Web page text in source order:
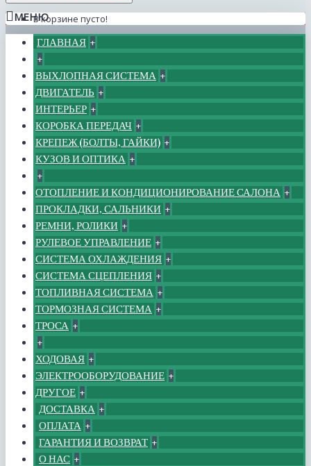
В корзине пусто!
МЕНЮ
ГЛАВНАЯ +
+
ВЫХЛОПНАЯ СИСТЕМА +
ДВИГАТЕЛЬ +
ИНТЕРЬЕР +
КОРОБКА ПЕРЕДАЧ +
КРЕПЕЖ (БОЛТЫ, ГАЙКИ) +
КУЗОВ И ОПТИКА +
+
ОТОПЛЕНИЕ И КОНДИЦИОНИРОВАНИЕ САЛОНА +
ПРОКЛАДКИ, САЛЬНИКИ +
РЕМНИ, РОЛИКИ +
РУЛЕВОЕ УПРАВЛЕНИЕ +
СИСТЕМА ОХЛАЖДЕНИЯ +
СИСТЕМА СЦЕПЛЕНИЯ +
ТОПЛИВНАЯ СИСТЕМА +
ТОРМОЗНАЯ СИСТЕМА +
ТРОСА +
+
ХОДОВАЯ +
ЭЛЕКТРООБОРУДОВАНИЕ +
ДРУГОЕ +
ДОСТАВКА +
ОПЛАТА +
ГАРАНТИЯ И ВОЗВРАТ +
О НАС +